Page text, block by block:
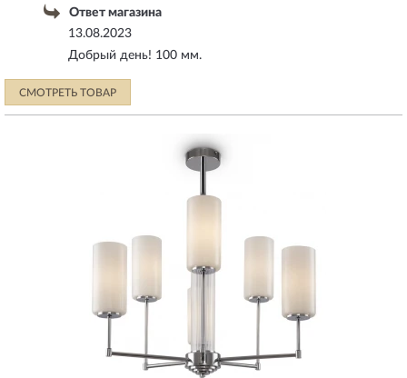
Ответ магазина
13.08.2023
Добрый день! 100 мм.
СМОТРЕТЬ ТОВАР